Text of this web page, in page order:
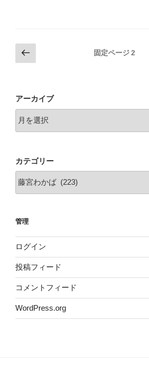
投
稿
ペ
ー
ジ
送
前
の
ジ
固定ページ2
アーカイブ
カテゴリー
管理
ログイン
投稿フィード
コメントフィード
WordPress.org